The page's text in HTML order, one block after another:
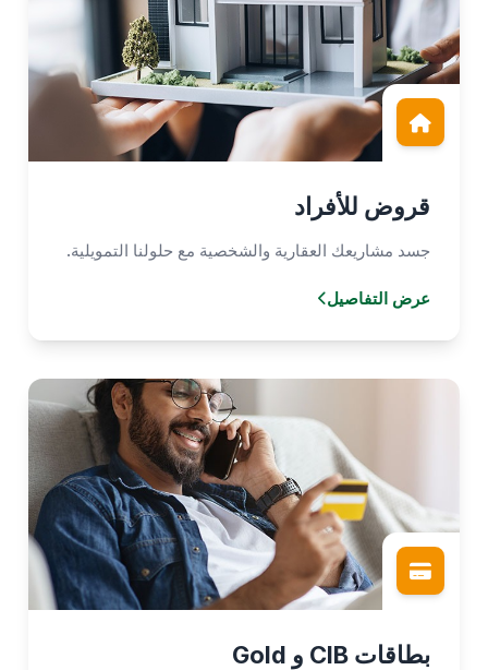
قروض للأفراد
جسد مشاريعك العقارية والشخصية مع حلولنا التمويلية.
عرض التفاصيل
بطاقات CIB و Gold